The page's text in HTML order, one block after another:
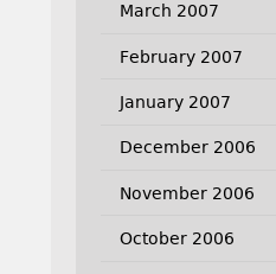
March 2007
February 2007
January 2007
December 2006
November 2006
October 2006